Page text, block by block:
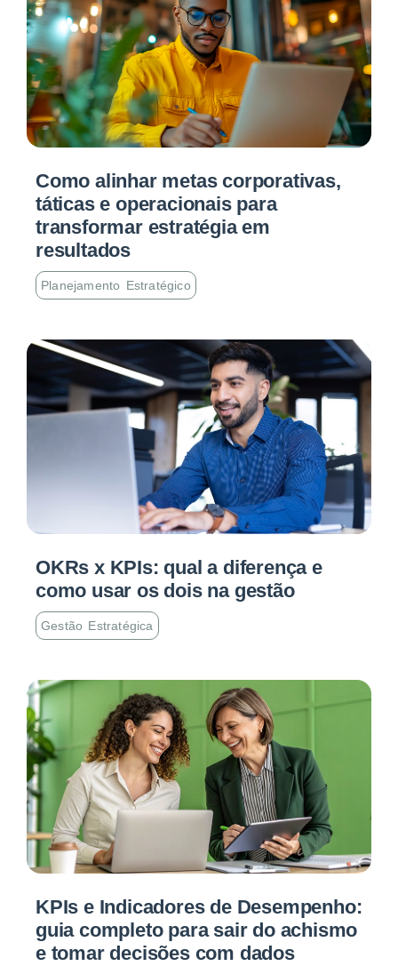
Como alinhar metas corporativas,
táticas e operacionais para
transformar estratégia em
resultados
Planejamento Estratégico
OKRs x KPIs: qual a diferença e
como usar os dois na gestão
Gestão Estratégica
KPIs e Indicadores de Desempenho:
guia completo para sair do achismo
e tomar decisões com dados